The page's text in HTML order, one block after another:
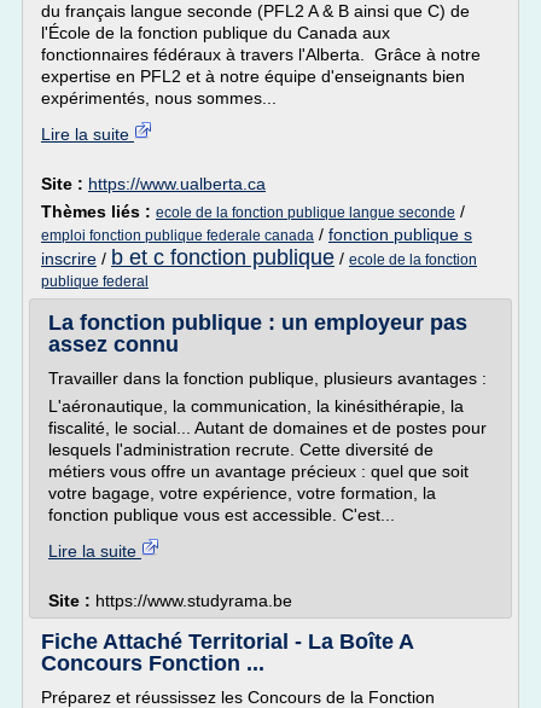
du français langue seconde (PFL2 A & B ainsi que C) de
l'École de la fonction publique du Canada aux
fonctionnaires fédéraux à travers l'Alberta. Grâce à notre
expertise en PFL2 et à notre équipe d'enseignants bien
expérimentés, nous sommes...
Lire la suite
Site : https://www.ualberta.ca
Thèmes liés : ecole de la fonction publique langue seconde /
emploi fonction publique federale canada / fonction publique s
inscrire / b et c fonction publique / ecole de la fonction
publique federal
La fonction publique : un employeur pas
assez connu
Travailler dans la fonction publique, plusieurs avantages :
L'aéronautique, la communication, la kinésithérapie, la
fiscalité, le social... Autant de domaines et de postes pour
lesquels l'administration recrute. Cette diversité de
métiers vous offre un avantage précieux : quel que soit
votre bagage, votre expérience, votre formation, la
fonction publique vous est accessible. C'est...
Lire la suite
Site : https://www.studyrama.be
Fiche Attaché Territorial - La Boîte A
Concours Fonction ...
Préparez et réussissez les Concours de la Fonction